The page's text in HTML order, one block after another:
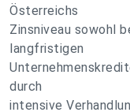
Österreichs
Zinsniveau sowohl
langfristigen
durch
intensive